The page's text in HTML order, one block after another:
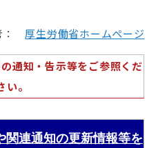
： 厚生労働省ホームページ
通知・告示等をご参照くだ
い。
関連通知の更新情報等を